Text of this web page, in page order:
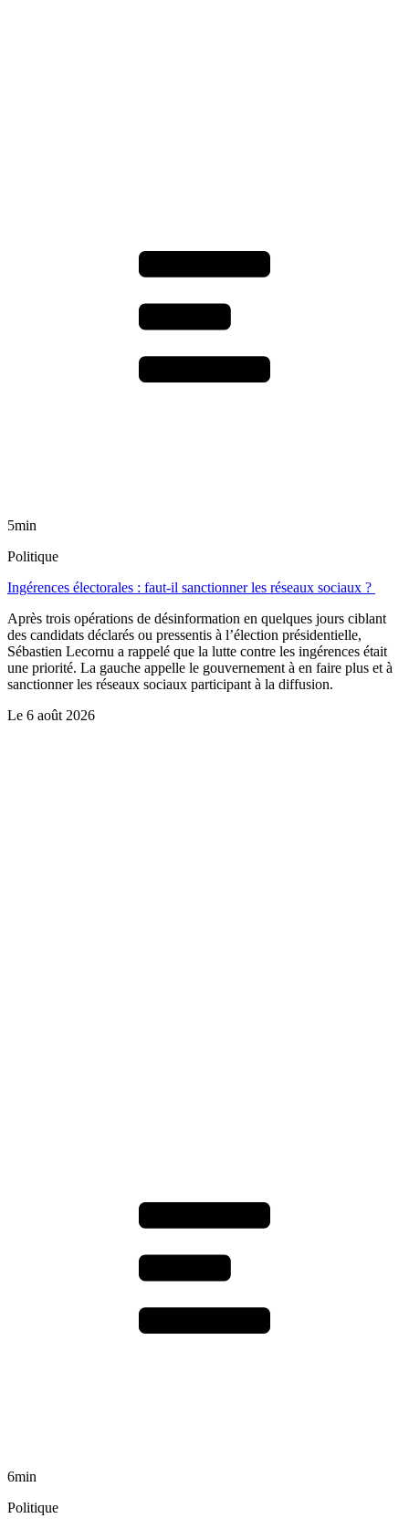
5min
Politique
Ingérences électorales : faut-il sanctionner les réseaux sociaux ?
Après trois opérations de désinformation en quelques jours ciblant
des candidats déclarés ou pressentis à l’élection présidentielle,
Sébastien Lecornu a rappelé que la lutte contre les ingérences était
une priorité. La gauche appelle le gouvernement à en faire plus et à
sanctionner les réseaux sociaux participant à la diffusion.
Le 6 août 2026
6min
Politique